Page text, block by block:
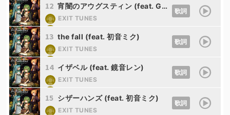
12 宵闇のアウグスティン (feat. GUMI)
EXIT TUNES
歌詞
13 the fall (feat. 初音ミク)
EXIT TUNES
歌詞
14 イザベル (feat. 鏡音レン)
EXIT TUNES
歌詞
15 シザーハンズ (feat. 初音ミク)
EXIT TUNES
歌詞